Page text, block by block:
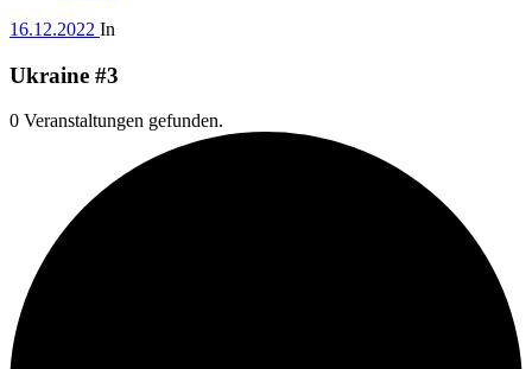
16.12.2022 In
Ukraine #3
0 Veranstaltungen gefunden.